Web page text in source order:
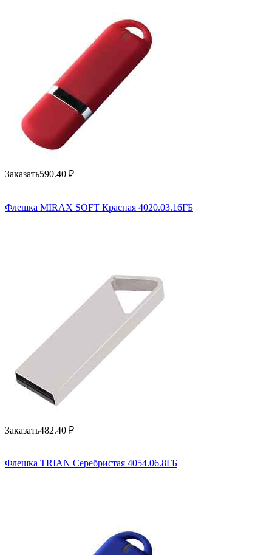
Заказать590.40 ₽
Флешка MIRAX SOFT Красная 4020.03.16ГБ
Заказать482.40 ₽
Флешка TRIAN Серебристая 4054.06.8ГБ